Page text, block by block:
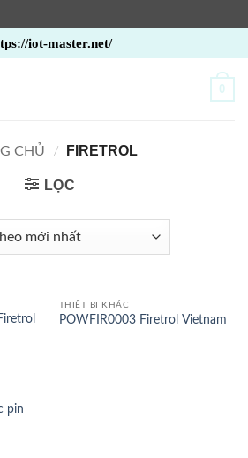
iot-master.net/
0
CHỦ / FIRETROL
LỌC
THIẾT BỊ KHÁC
POWFIR0003 Firetrol Vietnam
pin